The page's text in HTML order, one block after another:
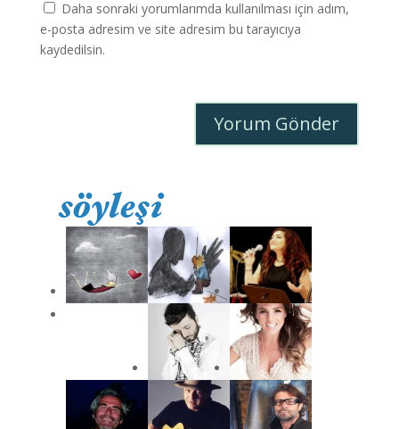
Daha sonraki yorumlarımda kullanılması için adım,
e-posta adresim ve site adresim bu tarayıcıya
kaydedilsin.